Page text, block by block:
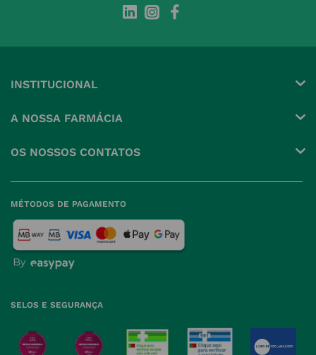
INSTITUCIONAL
A NOSSA FARMÁCIA
Política de Privacidade
Política de Cookies
Política de Devoluções
OS NOSSOS CONTATOS
Farmácias perto de si
MÉTODOS DE PAGAMENTO
SELOS E SEGURANÇA